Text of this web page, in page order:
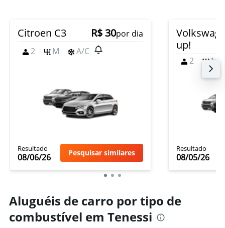
Citroen C3 R$ 30por dia
2
M A/C
Resultado
08/06/26 Pesquisar similares
up!
2 M
Resultado
08/05/26
Aluguéis de carro por tipo de
combustível em Tenessi